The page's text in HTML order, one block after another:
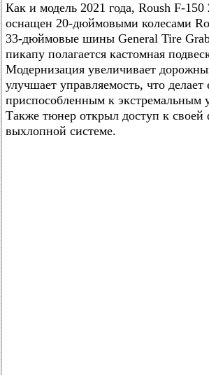
Как и модель 2021 года, Roush F-150
оснащен 20-дюймовыми колесами
33-дюймовые шины General Tire
пикапу полагается кастомная
Модернизация увеличивает
улучшает управляемость, что делает
приспособленным к экстремальным
Также тюнер открыл доступ к
выхлопной системе.